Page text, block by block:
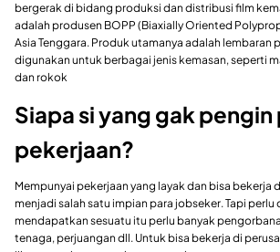
bergerak di bidang produksi dan distribusi film
adalah produsen BOPP (Biaxially Oriented
Asia Tenggara. Produk utamanya adalah lembaran
digunakan untuk berbagai jenis kemasan, seperti
dan rokok
Siapa si yang gak pengin
pekerjaan?
Mempunyai pekerjaan yang layak dan bisa bekerja
menjadi salah satu impian para jobseker. Tapi
mendapatkan sesuatu itu perlu banyak
tenaga, perjuangan dll. Untuk bisa bekerja di